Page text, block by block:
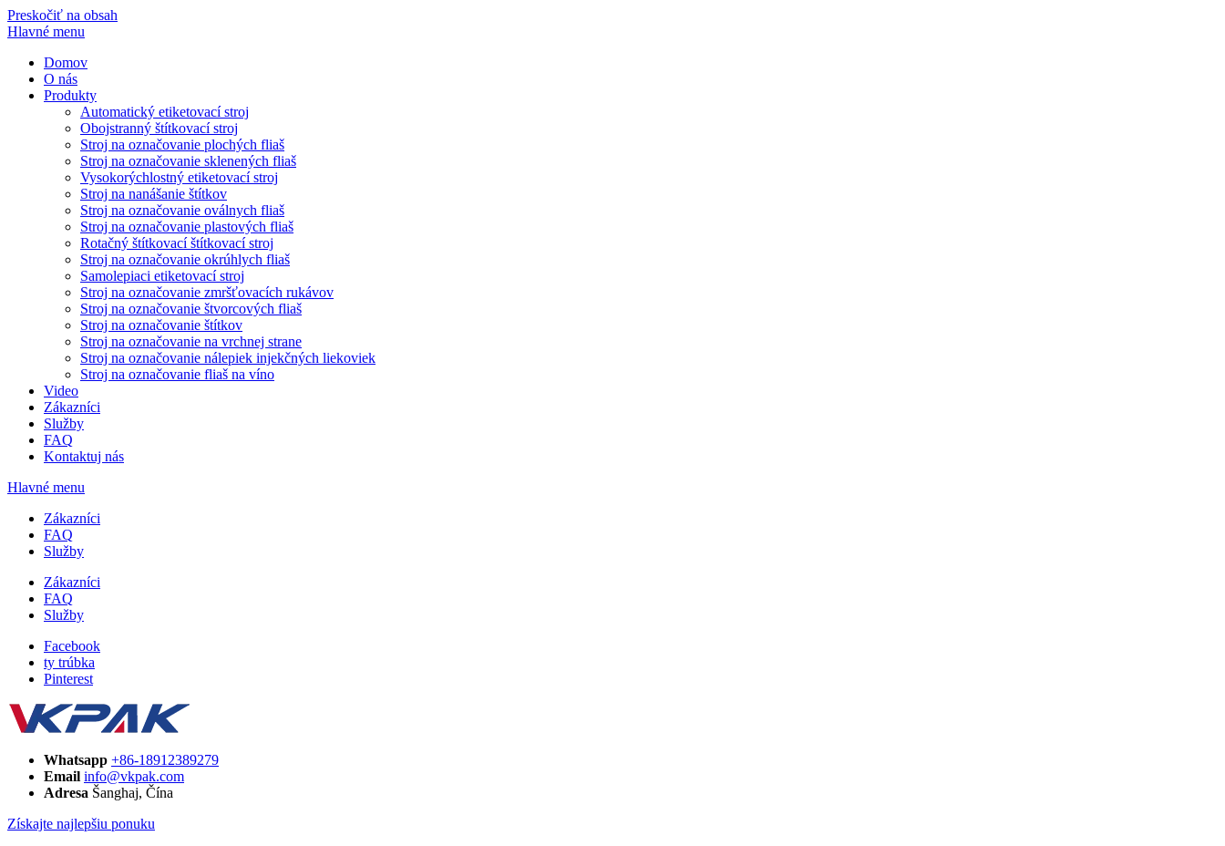
Preskočiť na obsah
Hlavné menu
Domov
O nás
Produkty
Automatický etiketovací stroj
Obojstranný štítkovací stroj
Stroj na označovanie plochých fliaš
Stroj na označovanie sklenených fliaš
Vysokorýchlostný etiketovací stroj
Stroj na nanášanie štítkov
Stroj na označovanie oválnych fliaš
Stroj na označovanie plastových fliaš
Rotačný štítkovací štítkovací stroj
Stroj na označovanie okrúhlych fliaš
Samolepiaci etiketovací stroj
Stroj na označovanie zmršťovacích rukávov
Stroj na označovanie štvorcových fliaš
Stroj na označovanie štítkov
Stroj na označovanie na vrchnej strane
Stroj na označovanie nálepiek injekčných liekoviek
Stroj na označovanie fliaš na víno
Video
Zákazníci
Služby
FAQ
Kontaktuj nás
Hlavné menu
Zákazníci
FAQ
Služby
Zákazníci
FAQ
Služby
Facebook
ty trúbka
Pinterest
Whatsapp +86-18912389279
Email info@vkpak.com
Adresa Šanghaj, Čína
Získajte najlepšiu ponuku